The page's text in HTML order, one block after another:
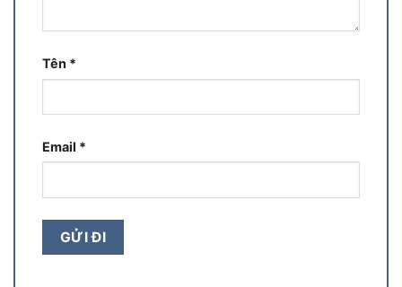
Tên *
Email *